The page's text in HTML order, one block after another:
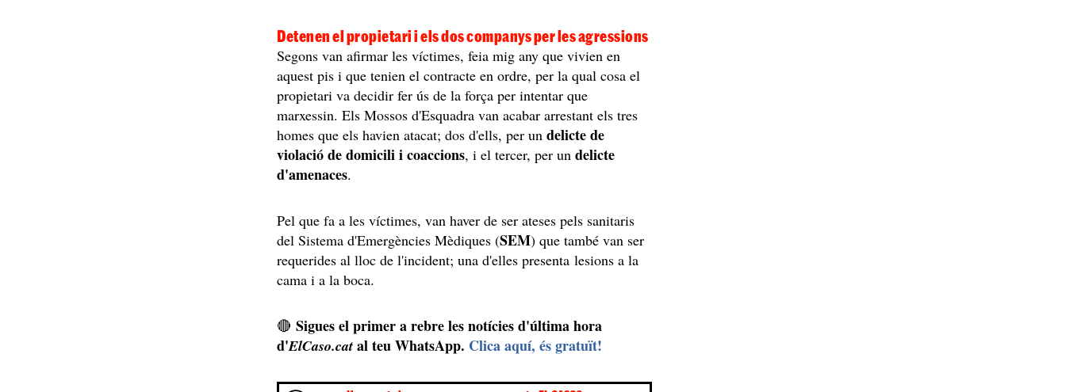
Detenen el propietari i els dos companys per les agressions
Segons van afirmar les víctimes, feia mig any que vivien en
aquest pis i que tenien el contracte en ordre, per la qual cosa el
propietari va decidir fer ús de la força per intentar que
marxessin. Els Mossos d'Esquadra van acabar arrestant els tres
homes que els havien atacat; dos d'ells, per undelicte de
violació de domicili i coaccions, i el tercer, per undelicte
d'amenaces.
Pel que fa a les víctimes, van haver de ser ateses pels sanitaris
del Sistema d'Emergències Mèdiques (SEM) que també van ser
requerides al lloc de l'incident; una d'elles presenta lesions a la
cama i a la boca.
🔴Sigues el primer a rebre les notícies d'última hora
d'ElCaso.cat al teu WhatsApp. Clica aquí, és gratuït!